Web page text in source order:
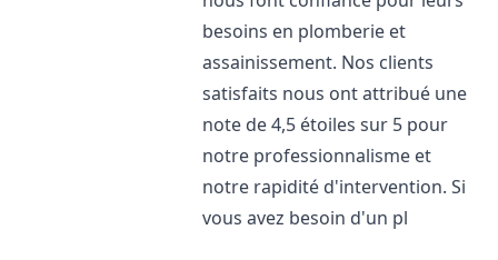
besoins en plomberie et
assainissement. Nos clients
satisfaits nous ont attribué une
note de 4,5 étoiles sur 5 pour
notre professionnalisme et
notre rapidité d'intervention. Si
vous avez besoin d'un pl